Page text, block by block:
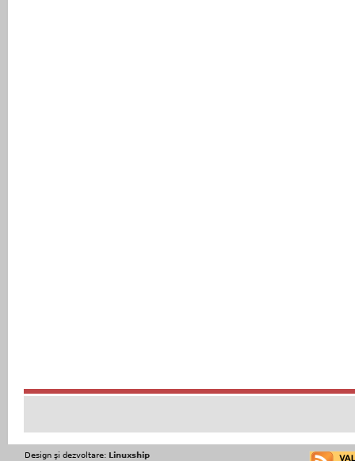
Design şi dezvoltare: Linuxship